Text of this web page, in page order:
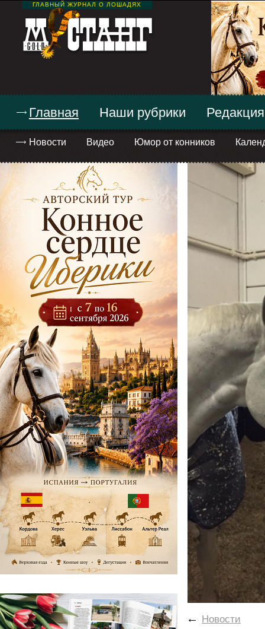
ГЛАВНЫЙ ЖУРНАЛ О ЛОШАДЯХ
Главная
Новости Видео Юмор от конников
Наши рубрики Редакция
← Новости